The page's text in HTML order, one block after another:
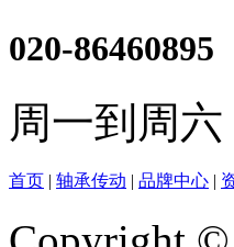
020-86460895
周一到周六
首页 轴承传动 品牌中心